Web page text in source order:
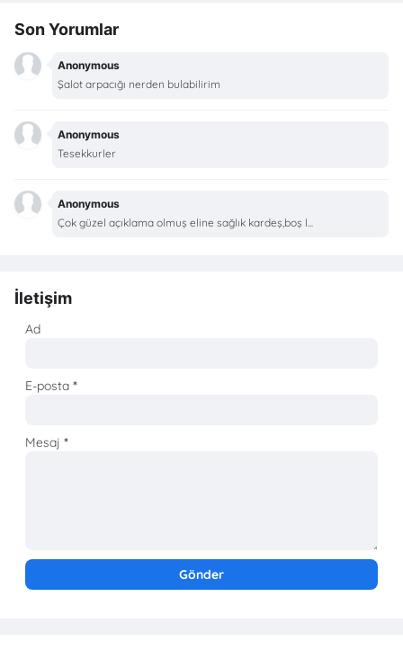
Son Yorumlar
Anonymous
Şalot arpacığı nerden bulabilirim
Anonymous
Tesekkurler
Anonymous
Çok güzel açıklama olmuş eline sağlık kardeş,boş l...
İletişim
Ad
E-posta*
Mesaj*